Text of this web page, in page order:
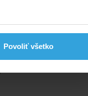
Povoliť všetko